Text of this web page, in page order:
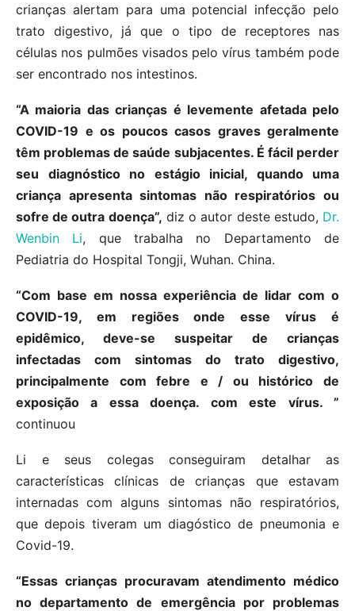
crianças alertam para uma potencial infecção pelo
trato digestivo, já que o tipo de receptores nas
células nos pulmões visados pelo vírus também pode
ser encontrado nos intestinos.
“A maioria das crianças é levemente afetada pelo
COVID-19 e os poucos casos graves geralmente
têm problemas de saúde subjacentes. É fácil perder
seu diagnóstico no estágio inicial, quando uma
criança apresenta sintomas não respiratórios ou
sofre de outra doença”, diz o autor deste estudo, Dr.
Wenbin Li, que trabalha no Departamento de
Pediatria do Hospital Tongji, Wuhan. China.
“Com base em nossa experiência de lidar com o
COVID-19, em regiões onde esse vírus é
epidêmico, deve-se suspeitar de crianças
infectadas com sintomas do trato digestivo,
principalmente com febre e / ou histórico de
exposição a essa doença. com este vírus. ”
continuou
Li e seus colegas conseguiram detalhar as
características clínicas de crianças que estavam
internadas com alguns sintomas não respiratórios,
que depois tiveram um diagóstico de pneumonia e
Covid-19.
“Essas crianças procuravam atendimento médico
no departamento de emergência por problemas